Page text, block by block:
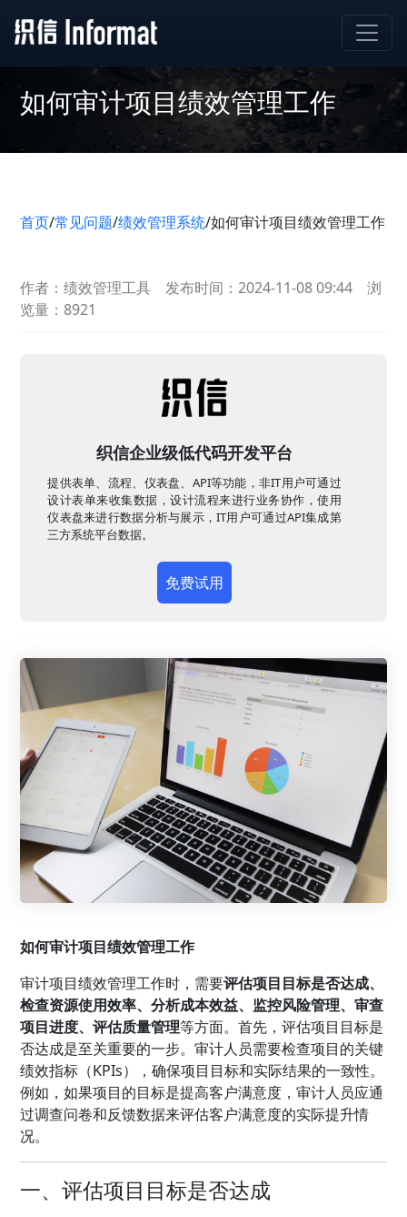
如何审计项目绩效管理工作
首页/常见问题/绩效管理系统/如何审计项目绩效管理工作
作者：绩效管理工具 发布时间：2024-11-08 09:44
浏
览量：8921
织信企业级低代码开发平台
提供表单、流程、仪表盘、API等功能，非IT用户可通过
设计表单来收集数据，设计流程来进行业务协作，使用
仪表盘来进行数据分析与展示，IT用户可通过API集成第
三方系统平台数据。
免费试用
如何审计项目绩效管理工作
审计项目绩效管理工作时，需要评估项目目标是否达成、
检查资源使用效率、分析成本效益、监控风险管理、审查
项目进度、评估质量管理等方面。首先，评估项目目标是
否达成是至关重要的一步。审计人员需要检查项目的关键
绩效指标（KPIs），确保项目目标和实际结果的一致性。
例如，如果项目的目标是提高客户满意度，审计人员应通
过调查问卷和反馈数据来评估客户满意度的实际提升情
况。
一、评估项目目标是否达成